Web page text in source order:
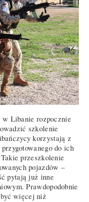
Libanie rozpocznie
szkolenie
korzystają z
do ich
przeszkolenie
pojazdów –
pytają już inne
Prawdopodobnie
więcej niż